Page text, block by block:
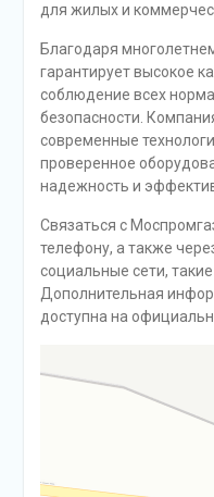
для жилых и
Благодаря
гарантирует высокое
соблюдение всех
безопасности.
современные
проверенное
надежность и
Связаться с
телефону, а также
социальные сети,
Дополнительная
доступна на